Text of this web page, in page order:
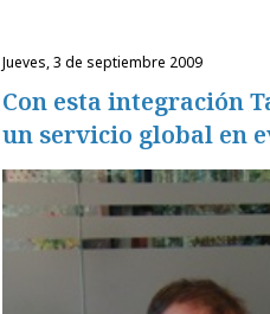
jueves, 3 de septiembre 2009
Con esta integración
un servicio global en